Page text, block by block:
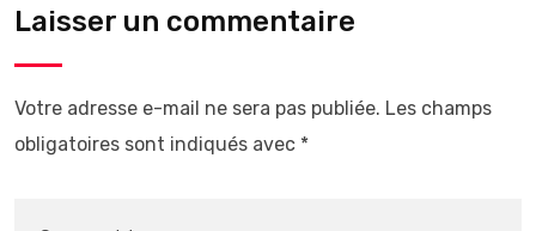
Laisser un commentaire
Votre adresse e-mail ne sera pas publiée. Les champs
obligatoires sont indiqués avec *